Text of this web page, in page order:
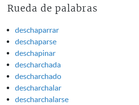
Rueda de palabras
deschaparrar
deschaparse
deschapinar
descharchada
descharchado
descharchalar
descharchalarse